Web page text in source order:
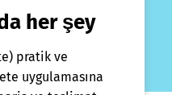
her şey
pratik ve
uygulamasına